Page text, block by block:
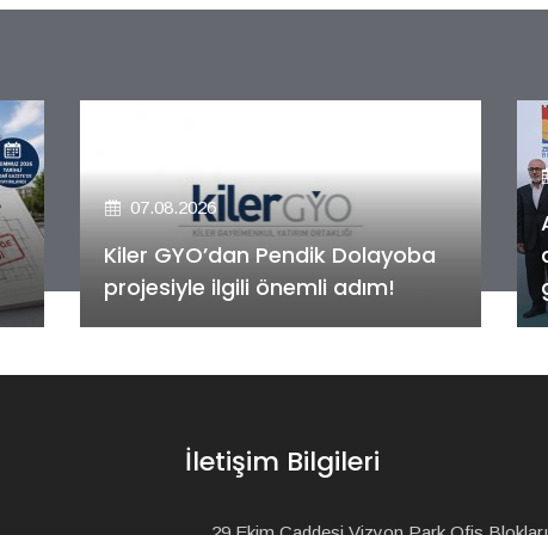
07.08.2026
Alya Merkezefendi Konutları'nın
anahtar teslim töreni
gerçekleştirildi!
İletişim Bilgileri